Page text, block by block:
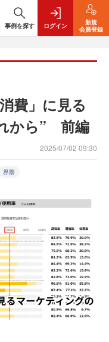
事例を探す ログイン
新規
会員登録
費」に見る
から” 前編
2025/07/02 09:30
界隈